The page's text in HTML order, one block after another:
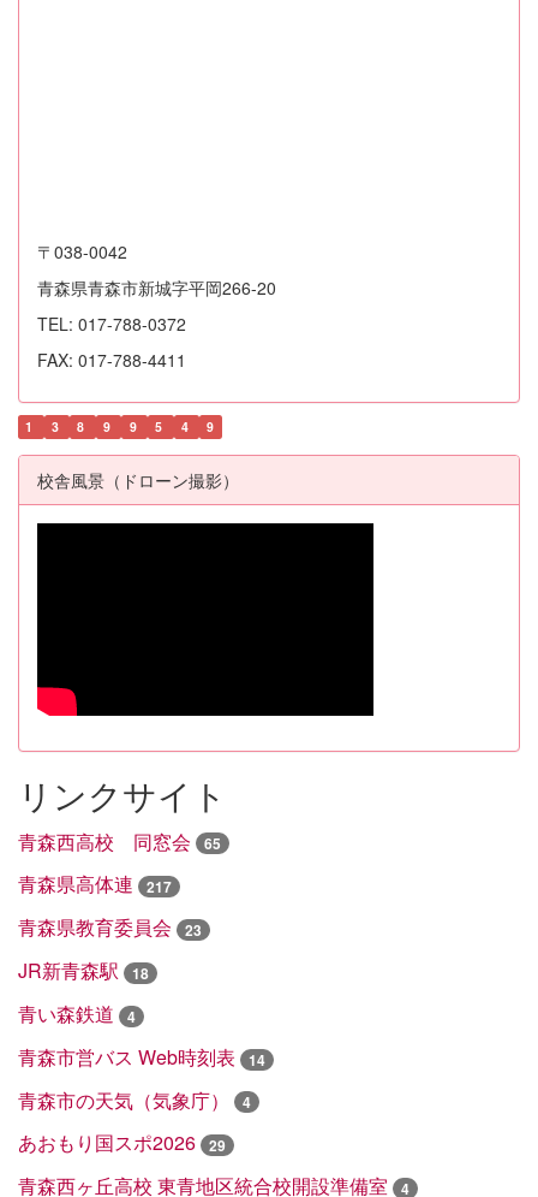
〒038-0042
青森県青森市新城字平岡266-20
TEL: 017-788-0372
FAX: 017-788-4411
1 3 8 9 9 5 4 9
校舎風景（ドローン撮影）
リンクサイト
青森西高校 同窓会 65
青森県高体連 217
青森県教育委員会 23
JR新青森駅 18
青い森鉄道 4
青森市営バス Web時刻表 14
青森市の天気（気象庁） 4
あおもり国スポ2026 29
青森西ヶ丘高校 東青地区統合校開設準備室 4